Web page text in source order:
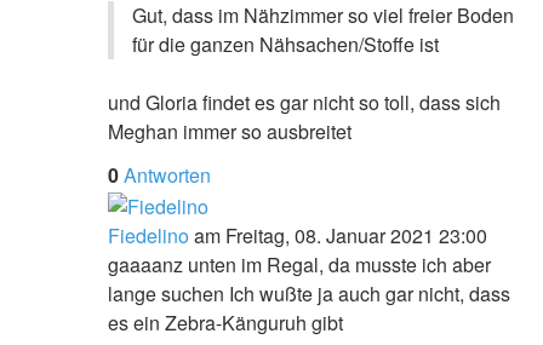
Gut, dass im Nähzimmer so viel freier Boden
für die ganzen Nähsachen/Stoffe ist
und Gloria findet es gar nicht so toll, dass sich
Meghan immer so ausbreitet
0Antworten
Fiedelinoam Freitag, 08. Januar 2021 23:00
gaaaanz unten im Regal, da musste ich aber
lange suchen Ich wußte ja auch gar nicht, dass
es ein Zebra-Känguruh gibt